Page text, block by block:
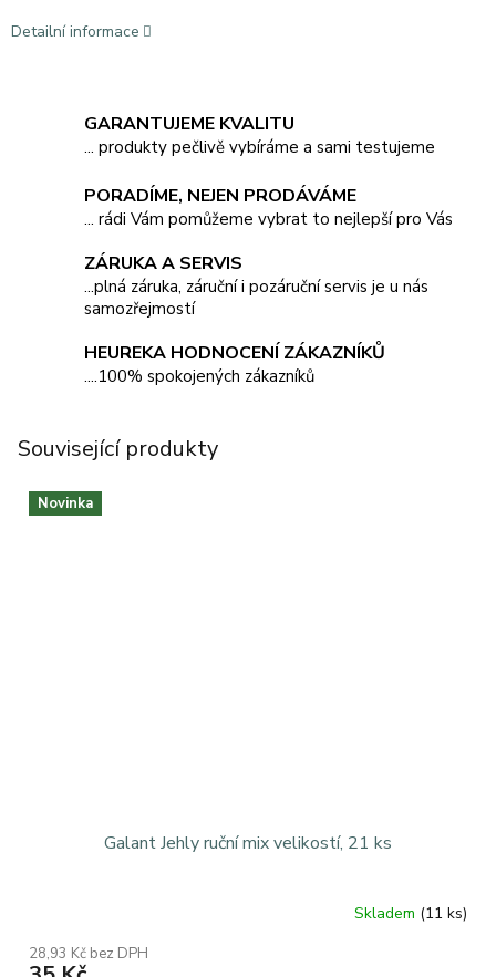
Detailní informace
GARANTUJEME KVALITU
... produkty pečlivě vybíráme a sami testujeme
PORADÍME, NEJEN PRODÁVÁME
... rádi Vám pomůžeme vybrat to nejlepší pro Vás
ZÁRUKA A SERVIS
...plná záruka, záruční i pozáruční servis je u nás
samozřejmostí
HEUREKA HODNOCENÍ ZÁKAZNÍKŮ
....100% spokojených zákazníků
Související produkty
Novinka
Galant Jehly ruční mix velikostí, 21 ks
Skladem (11 ks)
28,93 Kč bez DPH